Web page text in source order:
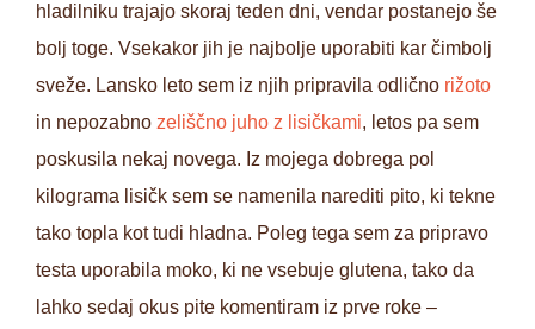
hladilniku trajajo skoraj teden dni, vendar postanejo še
bolj toge. Vsekakor jih je najbolje uporabiti kar čimbolj
sveže. Lansko leto sem iz njih pripravila odlično rižoto
in nepozabno zeliščno juho z lisičkami, letos pa sem
poskusila nekaj novega. Iz mojega dobrega pol
kilograma lisičk sem se namenila narediti pito, ki tekne
tako topla kot tudi hladna. Poleg tega sem za pripravo
testa uporabila moko, ki ne vsebuje glutena, tako da
lahko sedaj okus pite komentiram iz prve roke –